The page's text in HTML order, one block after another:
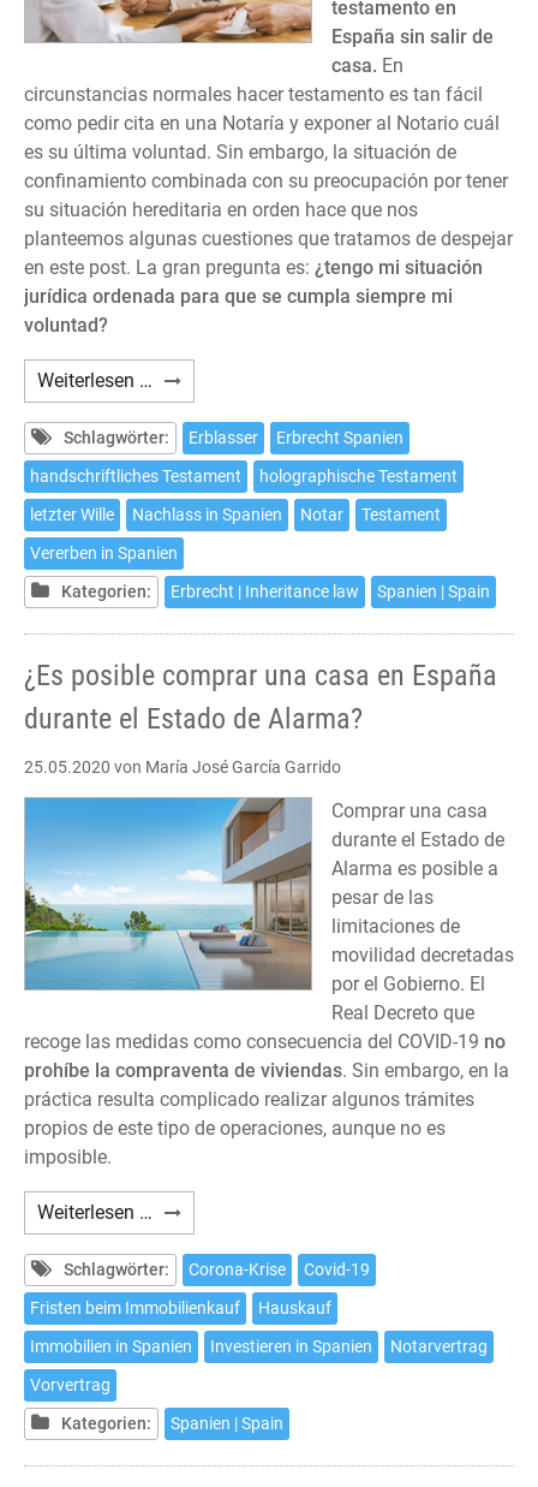
testamento en
España sin salir de
casa. En
circunstancias normales hacer testamento es tan fácil
como pedir cita en una Notaría y exponer al Notario cuál
es su última voluntad. Sin embargo, la situación de
confinamiento combinada con su preocupación por tener
su situación hereditaria en orden hace que nos
planteemos algunas cuestiones que tratamos de despejar
en este post. La gran pregunta es: ¿tengo mi situación
jurídica ordenada para que se cumpla siempre mi
voluntad?
Weiterlesen … Cómo
hacer
testamento
en
España
sin
salir
de
casa
Schlagwörter: Erblasser
Erbrecht Spanien
handschriftliches Testament
holographische Testament
letzter Wille
Nachlass in Spanien Notar
Testament
Vererben in Spanien
Kategorien:
Erbrecht | Inheritance law Spanien | Spain
¿Es posible comprar una casa en España
durante el Estado de Alarma?
25.05.2020 von María José García Garrido
Comprar una casa
durante el Estado de
Alarma es posible a
pesar de las
limitaciones de
movilidad decretadas
por el Gobierno. El
Real Decreto que
recoge las medidas como consecuencia del COVID-19 no
prohíbe la compraventa de viviendas. Sin embargo, en la
práctica resulta complicado realizar algunos trámites
propios de este tipo de operaciones, aunque no es
imposible.
Weiterlesen … ¿Es
posible
comprar
una
casa
en
durante
el
Estado
Schlagwörter: Corona-Krise
Covid-19
Fristen beim Immobilienkauf
Hauskauf
Immobilien in Spanien
Investieren in Spanien
Notarvertrag
Vorvertrag
Kategorien:
Spanien | Spain